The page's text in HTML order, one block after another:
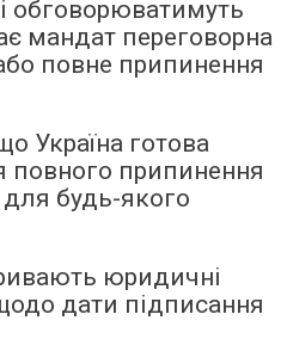
обговорюватимуть
мандат переговорна
повне припинення
Україна готова
повного припинення
будь-якого
юридичні
дати підписання